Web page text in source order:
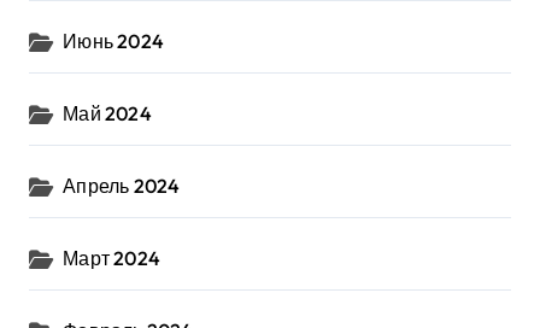
Июнь 2024
Май 2024
Апрель 2024
Март 2024